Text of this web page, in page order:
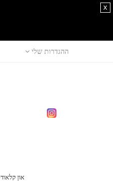
ההגדרות שלי
ON CLOUD-און קלאוד
x